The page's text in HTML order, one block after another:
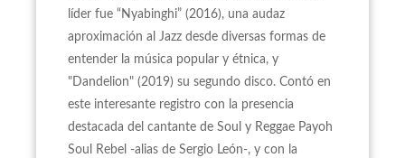
líder fue “Nyabinghi” (2016), una audaz
aproximación al Jazz desde diversas formas de
entender la música popular y étnica, y
"Dandelion" (2019) su segundo disco. Contó en
este interesante registro con la presencia
destacada del cantante de Soul y Reggae Payoh
Soul Rebel -alias de Sergio León-, y con la